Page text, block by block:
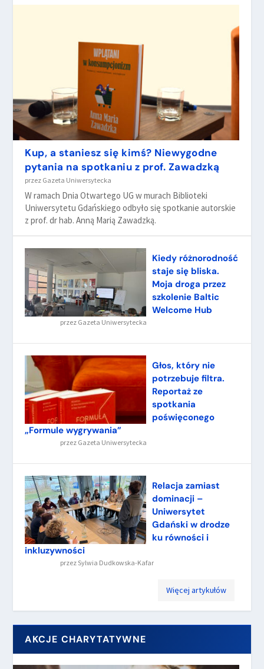
Kup, a staniesz się kimś? Niewygodne
pytania na spotkaniu z prof. Zawadzką
przez Gazeta Uniwersytecka
W ramach Dnia Otwartego UG w murach Biblioteki
Uniwersytetu Gdańskiego odbyło się spotkanie autorskie
z prof. dr hab. Anną Marią Zawadzką.
Kiedy różnorodność
staje się bliska.
Moja droga przez
szkolenie Baltic
Welcome Hub
przez Gazeta Uniwersytecka
Głos, który nie
potrzebuje filtra.
Reportaż ze
spotkania
poświęconego
„Formule wygrywania”
przez Gazeta Uniwersytecka
Relacja zamiast
dominacji –
Uniwersytet
Gdański w drodze
ku równości i
inkluzywności
przez Sylwia Dudkowska-Kafar
Więcej artykułów
AKCJE CHARYTATYWNE